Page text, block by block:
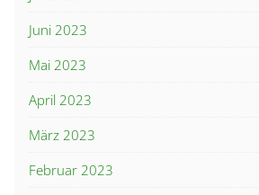
Juni 2023
Mai 2023
April 2023
März 2023
Februar 2023